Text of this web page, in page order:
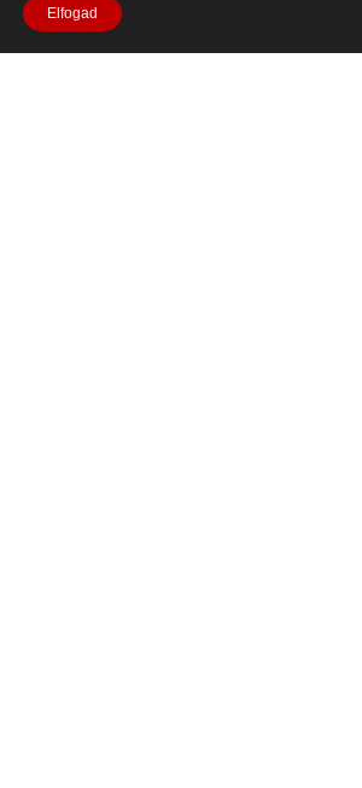
eddiginél messzebbre juttatta az
Elfogad